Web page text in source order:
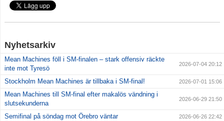
Nyhetsarkiv
Mean Machines föll i SM-finalen – stark offensiv räckte
inte mot Tyresö
2026-07-04 20:12
Stockholm Mean Machines är tillbaka i SM-final! 2026-07-01 15:06
Mean Machines till SM-final efter makalös vändning i
slutsekunderna
2026-06-29 21:50
Semifinal på söndag mot Örebro väntar 2026-06-26 22:42